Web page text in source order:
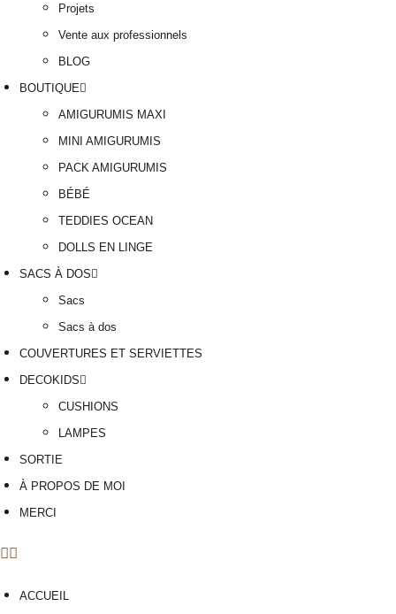
Projets
Vente aux professionnels
BLOG
BOUTIQUE
AMIGURUMIS MAXI
MINI AMIGURUMIS
PACK AMIGURUMIS
BÉBÉ
TEDDIES OCEAN
DOLLS EN LINGE
SACS À DOS
Sacs
Sacs à dos
COUVERTURES ET SERVIETTES
DECOKIDS
CUSHIONS
LAMPES
SORTIE
À PROPOS DE MOI
MERCI
ACCUEIL